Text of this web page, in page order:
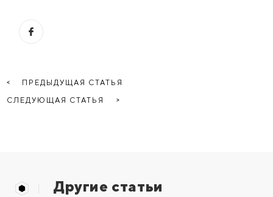
ПРЕДЫДУЩАЯ СТАТЬЯ
СЛЕДУЮЩАЯ СТАТЬЯ
Другие статьи